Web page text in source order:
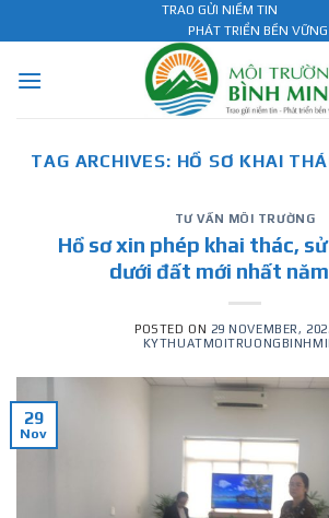
to
TRAO GỬI NIỀM TIN
PHÁT TRIỂN BỀN VỮNG
TAG ARCHIVES: HỒ SƠ KHAI
TƯ VẤN MÔI TRƯỜNG
Hồ sơ xin phép khai thác,
dưới đất mới nhất
POSTED ON 29 NOVEMBER,
29
Nov